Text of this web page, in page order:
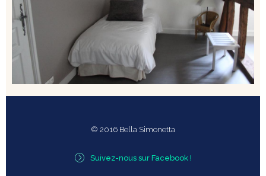
© 2016 Bella Simonetta
Suivez-nous sur Facebook !